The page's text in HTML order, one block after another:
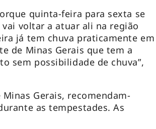
quinta-feira para sexta se
voltar a atuar ali na região
já tem chuva praticamente em
de Minas Gerais que tem a
sem possibilidade de chuva”,
Gerais, recomendam-
as tempestades. As